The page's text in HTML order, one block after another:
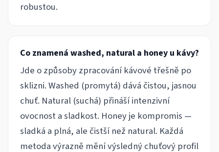
robustou.
Co znamená washed, natural a honey u kávy?
Jde o způsoby zpracování kávové třešně po
sklizni. Washed (promytá) dává čistou, jasnou
chuť. Natural (suchá) přináší intenzivní
ovocnost a sladkost. Honey je kompromis —
sladká a plná, ale čistší než natural. Každá
metoda výrazně mění výsledný chuťový profil